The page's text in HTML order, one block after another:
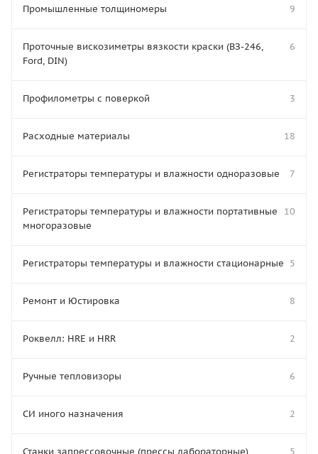
Промышленные толщиномеры 9
Проточные вискозиметры вязкости краски (ВЗ-246,
Ford, DIN)
6
Профилометры с поверкой 3
Расходные материалы 18
Регистраторы температуры и влажности одноразовые 7
Регистраторы температуры и влажности портативные
многоразовые
10
Регистраторы температуры и влажности стационарные 5
Ремонт и Юстировка 8
Роквелл: HRE и HRR 2
Ручные тепловизоры 6
СИ иного назначения 2
Станки запрессовочные (прессы лабораторные) 5